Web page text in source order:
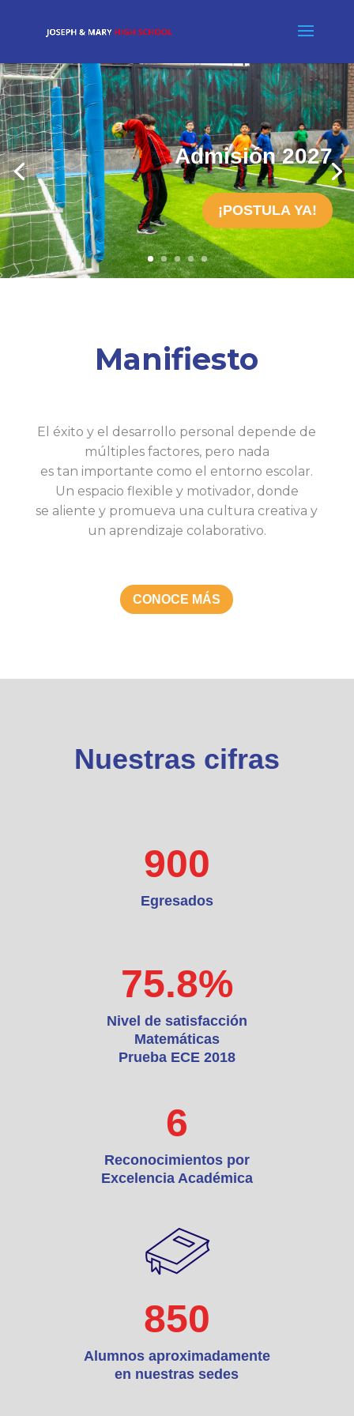
Admisión 2027
¡POSTULA YA!
Manifiesto
El éxito y el desarrollo personal depende de
múltiples factores, pero nada
es tan importante como el entorno escolar.
Un espacio flexible y motivador, donde
se aliente y promueva una cultura creativa y
un aprendizaje colaborativo.
CONOCE MÁS
Nuestras cifras
900
Egresados
75.8%
Nivel de satisfacción
Matemáticas
Prueba ECE 2018
6
Reconocimientos por
Excelencia Académica
850
Alumnos aproximadamente
en nuestras sedes